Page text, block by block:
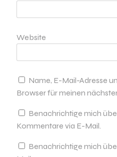
Website
Name, E-Mail-Adresse
Browser für meinen
Benachrichtige mich
Kommentare via E-Mail.
Benachrichtige mich